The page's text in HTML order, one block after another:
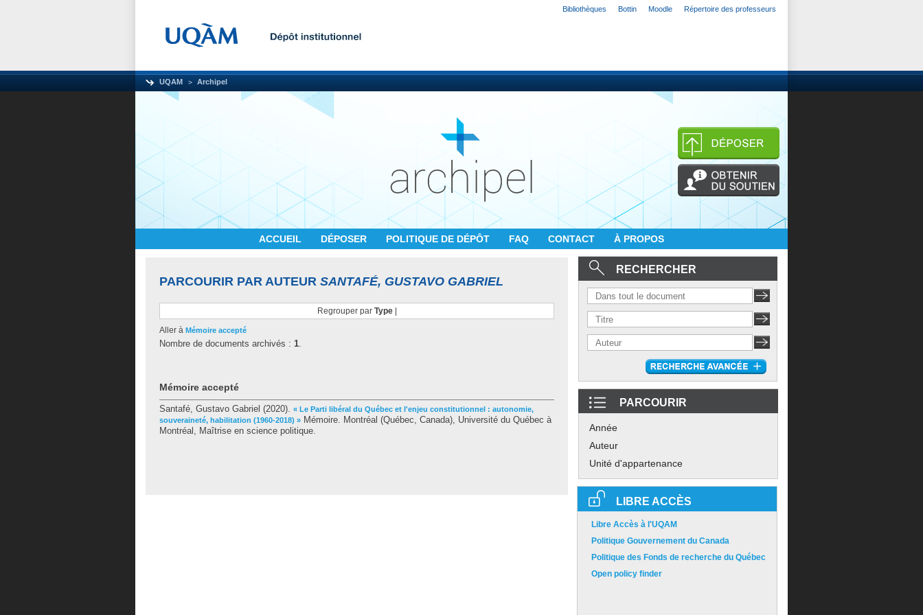
Bibliothèques Bottin Moodle Répertoire des professeurs
UQAM Archipel
ACCUEIL DÉPOSER POLITIQUE DE DÉPÔT FAQ CONTACT À PROPOS
PARCOURIR PAR AUTEUR SANTAFÉ, GUSTAVO GABRIEL
Regrouper par Type|
Aller à Mémoire accepté
Nombre de documents archivés : 1.
Mémoire accepté
Santafé, Gustavo Gabriel (2020). « Le Parti libéral du Québec et l'enjeu constitutionnel : autonomie,
souveraineté, habilitation (1960-2018) » Mémoire. Montréal (Québec, Canada), Université du Québec à
Montréal, Maîtrise en science politique.
RECHERCHER
PARCOURIR
Année
Auteur
Unité d'appartenance
LIBRE ACCÈS
Libre Accès à l'UQAM
Politique Gouvernement du Canada
Politique des Fonds de recherche du Québec
Open policy finder